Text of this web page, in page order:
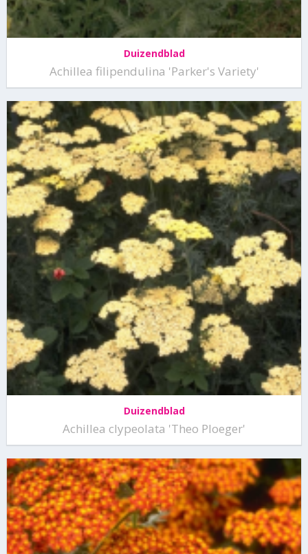
Duizendblad
Achillea filipendulina 'Parker's Variety'
Duizendblad
Achillea clypeolata 'Theo Ploeger'